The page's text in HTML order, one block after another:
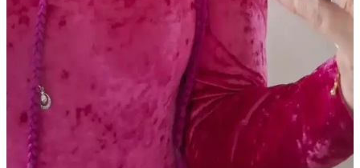
Soğuk alt tonlu açık tenliler için pembe, mauve ve nude tonlarında
doğal dudak renkleri ve uygun ürünler detaylıca inceleniyor. Günlük
kullanımda tercih edilen lip balmlar, rujlar ve glosslar ele alınıyor.
Dijital Kameralarla Işıltılı Makyajın Fotoğraflarda
Canlı ve Parlak Görünmesi
Dijital kameralar, metalik ve ışıltılı makyaj ürünlerinin yansımalarını
yüksek çözünürlükte yakalayarak makyajın fotoğraflarda canlı ve
parlak görünmesini sağlar. Doğru ürün seçimi ve ışıklandırma
önemlidir.